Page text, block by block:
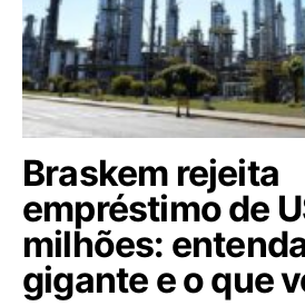
Braskem rejeita
empréstimo de
milhões:
gigante e o que